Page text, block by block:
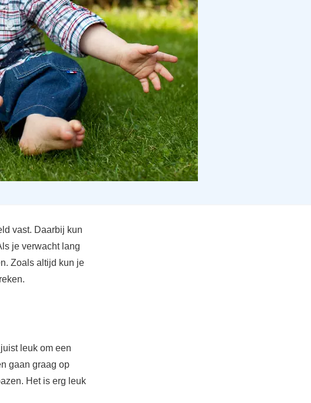
vast. Daarbij kun
je verwacht lang
Zoals altijd kun je
leuk om een
gaan graag op
Het is erg leuk